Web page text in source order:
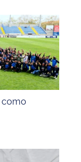
como